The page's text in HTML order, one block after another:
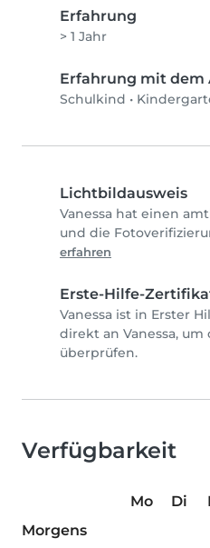
Erfahrung
> 1 Jahr
Erfahrung mit dem
Schulkind •
Lichtbildausweis
Vanessa hat einen
und die
erfahren
Erste-Hilfe-
Vanessa ist in Erster
direkt an Vanessa,
überprüfen.
Verfügbarkeit
Mo Di
Morgens